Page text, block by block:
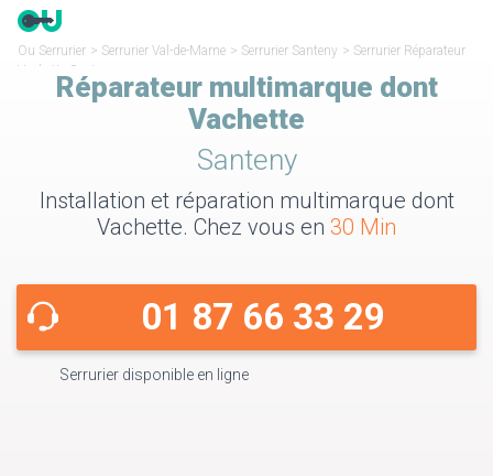
Ou Serrurier > Serrurier Val-de-Marne > Serrurier Santeny > Serrurier Réparateur
Vachette Santeny
Réparateur multimarque dont
Vachette
Santeny
Installation et réparation multimarque dont
Vachette. Chez vous en 30 Min
01 87 66 33 29
Serrurier disponible en ligne